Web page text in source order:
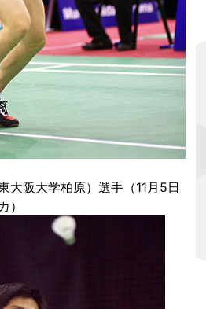
大阪大学柏原）選手（11月5日
）